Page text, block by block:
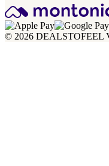
© 2026 DEALSTOFEEL